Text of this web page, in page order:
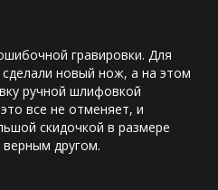
новый нож, а на этом
ручной шлифовкой
все не отменяет, и
скидочкой в размере
другом.